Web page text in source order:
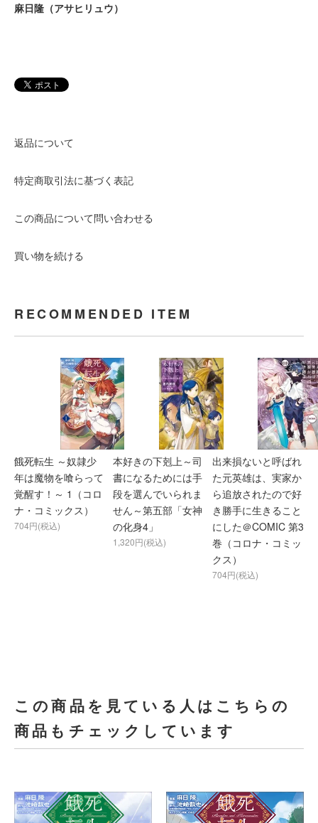
麻日隆（アサヒリュウ）
返品について
特定商取引法に基づく表記
この商品について問い合わせる
買い物を続ける
RECOMMENDED ITEM
餓死転生 ～奴隷少
年は魔物を喰らって
覚醒す！～ 1（コロ
ナ・コミックス）
704円(税込)
本好きの下剋上～司
書になるためには手
段を選んでいられま
せん～第五部「女神
の化身4」
1,320円(税込)
出来損ないと呼ばれ
た元英雄は、実家か
ら追放されたので好
き勝手に生きること
にした＠COMIC 第3
巻（コロナ・コミッ
クス）
704円(税込)
この商品を見ている人はこちらの
商品もチェックしています